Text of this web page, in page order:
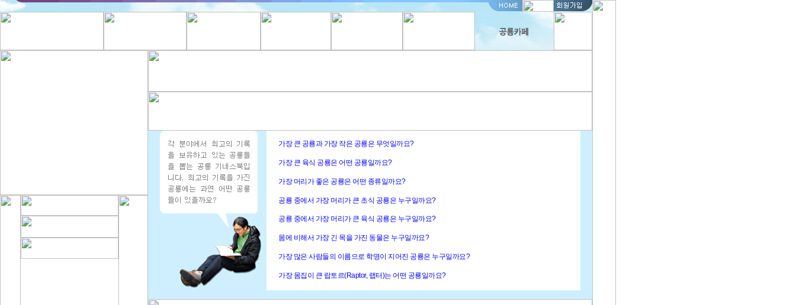
가장 큰 공룡과 가장 작은 공룡은 무엇일까요?
가장 큰 육식 공룡은 어떤 공룡일까요?
가장 머리가 좋은 공룡은 어떤 종류일까요?
공룡 중에서 가장 머리가 큰 초식 공룡은 누구일까요?
공룡 중에서 가장 머리가 큰 육식 공룡은 누구일까요?
몸에 비해서 가장 긴 목을 가진 동물은 누구일까요?
가장 많은 사람들의 이름으로 학명이 지어진 공룡은 누구일까요?
가장 몸집이 큰 랍토르(Raptor, 랩터)는 어떤 공룡일까요?